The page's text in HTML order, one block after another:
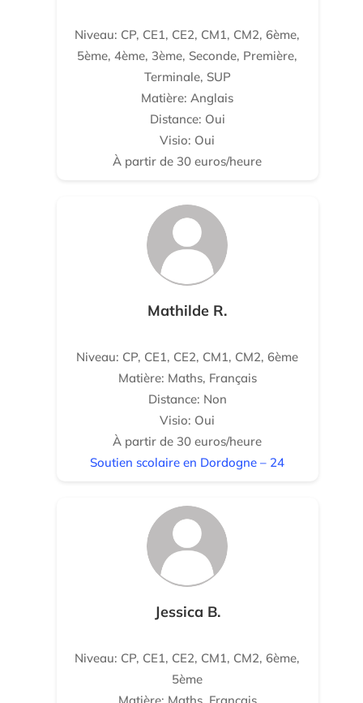
Niveau: CP, CE1, CE2, CM1, CM2, 6ème,
5ème, 4ème, 3ème, Seconde, Première,
Terminale, SUP
Matière: Anglais
Distance: Oui
Visio: Oui
À partir de 30 euros/heure
Mathilde R.
Niveau: CP, CE1, CE2, CM1, CM2, 6ème
Matière: Maths, Français
Distance: Non
Visio: Oui
À partir de 30 euros/heure
Soutien scolaire en Dordogne – 24
Jessica B.
Niveau: CP, CE1, CE2, CM1, CM2, 6ème,
5ème